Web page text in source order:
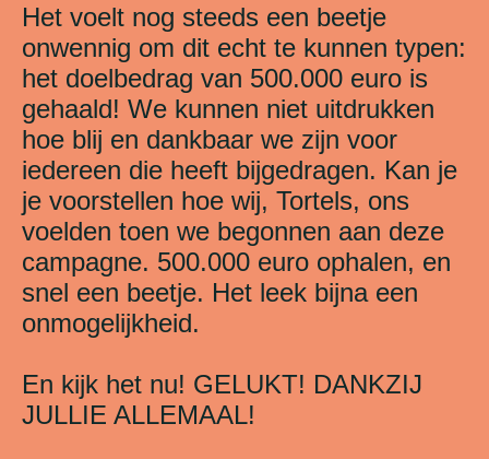
Het voelt nog steeds een beetje
onwennig om dit echt te kunnen typen:
het doelbedrag van 500.000 euro is
gehaald! We kunnen niet uitdrukken
hoe blij en dankbaar we zijn voor
iedereen die heeft bijgedragen. Kan je
je voorstellen hoe wij, Tortels, ons
voelden toen we begonnen aan deze
campagne. 500.000 euro ophalen, en
snel een beetje. Het leek bijna een
onmogelijkheid.
En kijk het nu! GELUKT! DANKZIJ
JULLIE ALLEMAAL!